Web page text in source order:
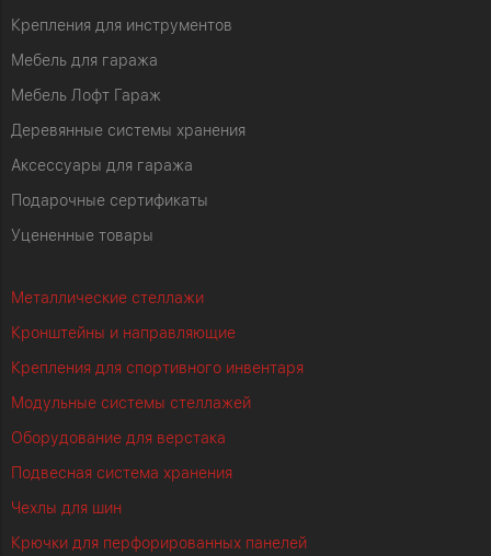
Крепления для инструментов
Мебель для гаража
Мебель Лофт Гараж
Деревянные системы хранения
Аксессуары для гаража
Подарочные сертификаты
Уцененные товары
Металлические стеллажи
Кронштейны и направляющие
Крепления для спортивного инвентаря
Модульные системы стеллажей
Оборудование для верстака
Подвесная система хранения
Чехлы для шин
Крючки для перфорированных панелей